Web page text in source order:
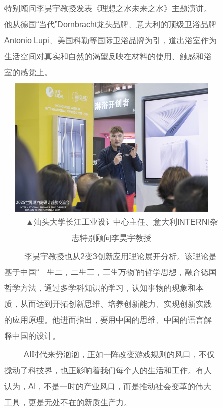
特别顾问李昊宇教授发表《理想之水未来之水》主题演讲。
他从德国“当代”Dornbracht龙头品牌、意大利的顶级卫浴品牌
Antonio Lupi、美国科勒等国际卫浴品牌为引，道出浴室作为
生活空间对真实和自然的渴望反映在材料的使用、触感和浴
室的感觉上。
▲汕头大学长江工业设计中心主任、意大利INTERNI杂
志特别顾问李昊宇教授
李昊宇教授也从2变3创新应用理论展开分析。该理论是
基于中国“一生二，二生三，三生万物”的哲学思想，融合德国
哲学方法，通过多学科知识的学习，认知事物的现象和本
质，从而达到开拓创新思维、培养创新能力、实现创新实践
的应用原理。他进而指出，要用中国的思维、中国的语言解
释中国的设计。
AI时代来势汹汹，正如一阵改变游戏规则的风口，不仅
搅动了科技界，也正影响着我们每个人的生活和工作。有人
认为，AI，不是一时的产业风口，而是推动社会变革的伟大
工具，更是无处不在的新质生产力。